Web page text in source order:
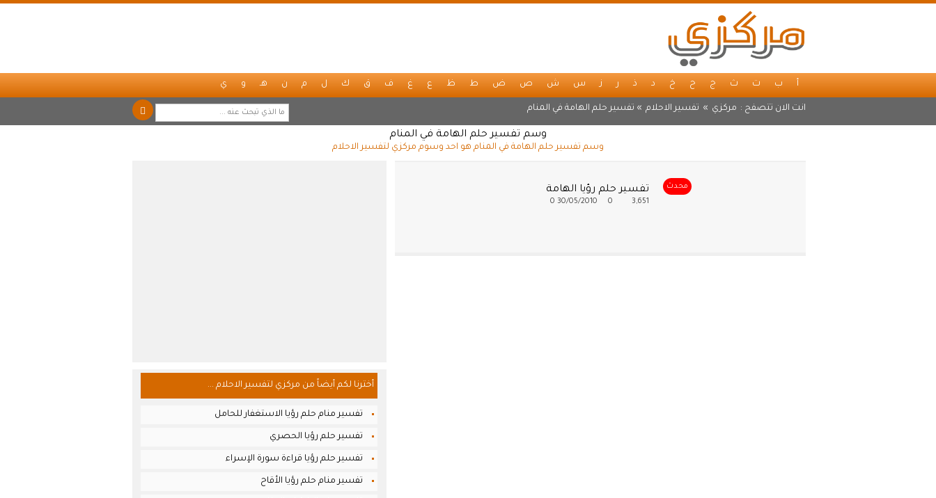
أ ب ت ث ج ح خ د ذ ر ز س ش ص ض ط ظ ع غ ف ق ك ل م ن هـ و ي
انت الان تتصفح : مركزي » تفسير الاحلام » تفسير حلم الهامة في المنام
وسم تفسير حلم الهامة في المنام
وسم تفسير حلم الهامة في المنام هو احد وسوم مركزي لتفسير الاحلام
محدث تفسير حلم رؤيا الهامة
3,651
30/05/2010
0
أخترنا لكم أيضاً من مركزي لتفسير الاحلام ...
تفسير منام حلم رؤيا الاستغفار للحامل
تفسير حلم رؤيا الحصري
تفسير حلم رؤيا قراءة سورة الإسراء
تفسير منام حلم رؤيا الأقاح